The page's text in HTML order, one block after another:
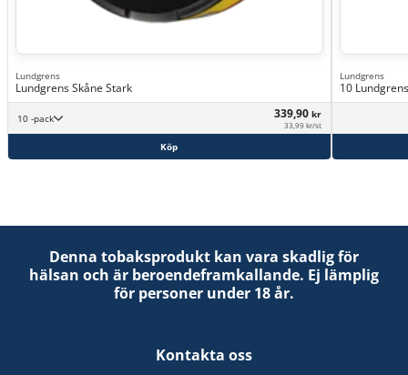
Lundgrens
Lundgrens Skåne Stark
10 -pack 339,90 kr
33,99 kr/st
Köp
Lundgrens
10
Denna tobaksprodukt kan vara skadlig för
hälsan och är beroendeframkallande. Ej lämplig
för personer under 18 år.
Kontakta oss